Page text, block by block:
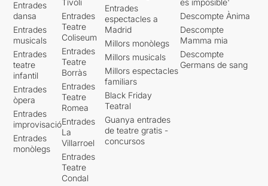
Entrades
dansa
Entrades
musicals
Entrades
teatre
infantil
Entrades
òpera
Entrades
improvisació
Entrades
monòlegs
Tívoli
Entrades
Teatre
Coliseum
Entrades
Teatre
Borràs
Entrades
Teatre
Romea
Entrades
La
Villarroel
Entrades
Teatre
Condal
Entrades
espectacles a
Madrid
Millors monòlegs
Millors musicals
Millors espectacles
familiars
Black Friday
Teatral
Guanya entrades
de teatre gratis -
concursos
es imposible'
Descompte Ànima
Descompte
Mamma mia
Descompte
Germans de sang